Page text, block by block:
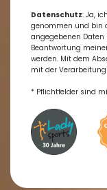
Datenschutz: Ja,
genommen und bin
angegebenen Daten
Beantwortung
werden. Mit dem
mit der
* Pflichtfelder sind